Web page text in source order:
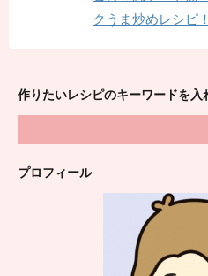
クうま炒めレシピ
作りたいレシピのキーワードを入
プロフィール